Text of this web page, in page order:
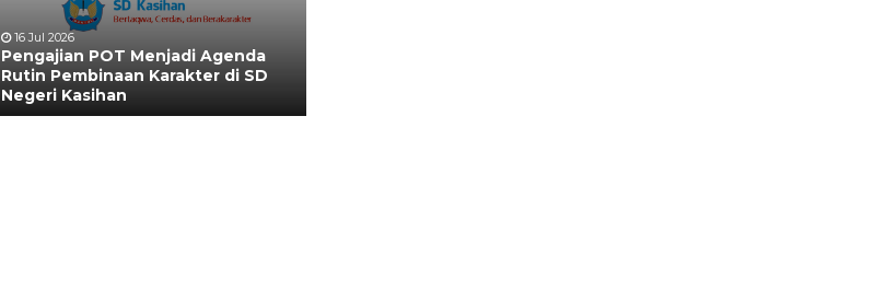
16 Jul 2026
Pengajian POT Menjadi Agenda
Rutin Pembinaan Karakter di SD
Negeri Kasihan